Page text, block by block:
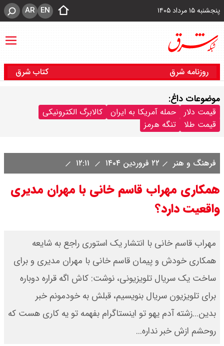
پنجشنبه ۱۵ مرداد ۱۴۰۵ EN
AR
روزنامه شرق کتاب شرق
موضوعات داغ:
قیمت دلار حمله آمریکا به ایران
کالابرگ الکترونیکی
قیمت طلا
تنگه هرمز
فرهنگ و هنر ۲۲ فروردین ۱۴۰۴
همکاری مهراب قاسم خانی با مهران مدیری
واقعیت دارد؟
مهراب قاسم خانی با انتشار یک استوری راجع به شایعه
همکاری خودش و پیمان قاسم خانی با مهران مدیری و برای
ساخت یک سریال تلویزیونی، نوشت: کاش اگه قراره دوباره
برای تلویزیون سریال بنویسیم، قبلش به خودمونم خبر
بدین...زشته آدم یهو تو اینستاگرام بفهمه تو یه کاری هست که
روحشم ازش خبر نداره...